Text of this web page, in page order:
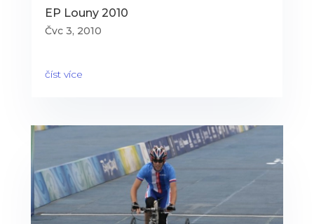
EP Louny 2010
Čvc 3, 2010
číst více